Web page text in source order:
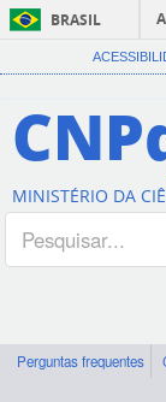
BRASIL
MINISTÉRIO DA
Perguntas frequentes